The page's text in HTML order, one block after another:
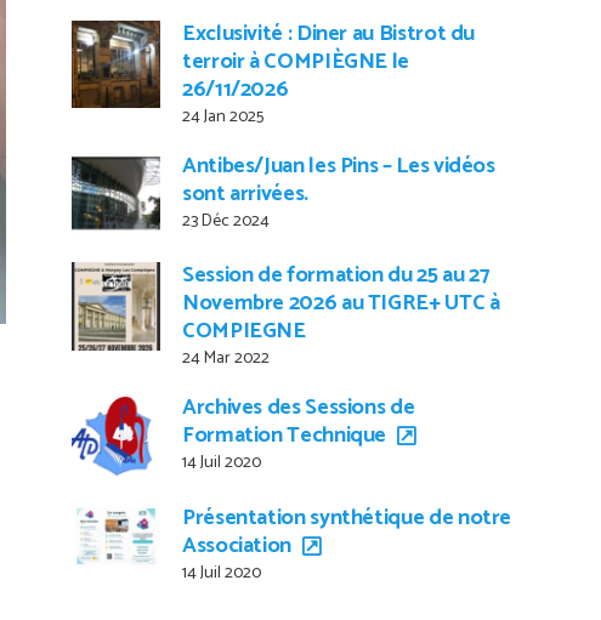
Exclusivité : Diner au Bistrot du
terroir à COMPIÈGNE le
26/11/2026
24 Jan 2025
Antibes/Juan les Pins – Les vidéos
sont arrivées.
23 Déc 2024
Session de formation du 25 au 27
Novembre 2026 au TIGRE+ UTC à
COMPIEGNE
24 Mar 2022
Archives des Sessions de
Formation Technique
14 Juil 2020
Présentation synthétique de notre
Association
14 Juil 2020